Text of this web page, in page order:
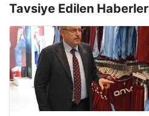
Tavsiye Edilen Haberler